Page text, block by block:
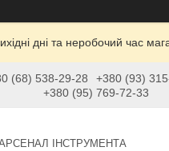
дні та неробочий час
(68) 538-29-28
+380 (93)
+380 (95) 769-72-33
ІНСТРУМЕНТА